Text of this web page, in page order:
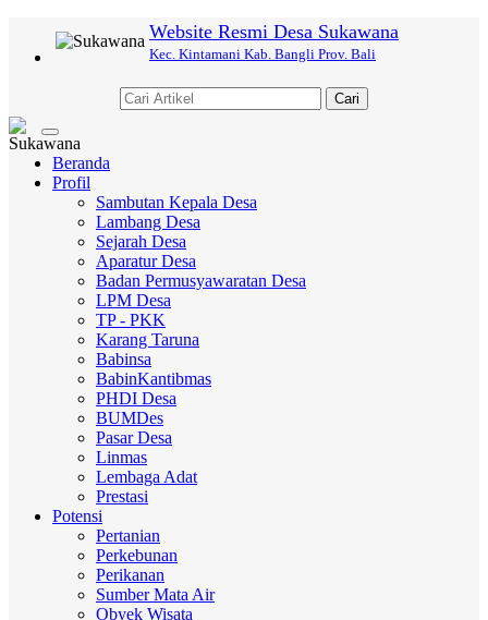
Website Resmi Desa Sukawana
Kec. Kintamani Kab. Bangli Prov. Bali
Cari
Toggle
navigation
Beranda
Profil
Sambutan Kepala Desa
Lambang Desa
Sejarah Desa
Aparatur Desa
Badan Permusyawaratan Desa
LPM Desa
TP - PKK
Karang Taruna
Babinsa
BabinKantibmas
PHDI Desa
BUMDes
Pasar Desa
Linmas
Lembaga Adat
Prestasi
Potensi
Pertanian
Perkebunan
Perikanan
Sumber Mata Air
Obyek Wisata